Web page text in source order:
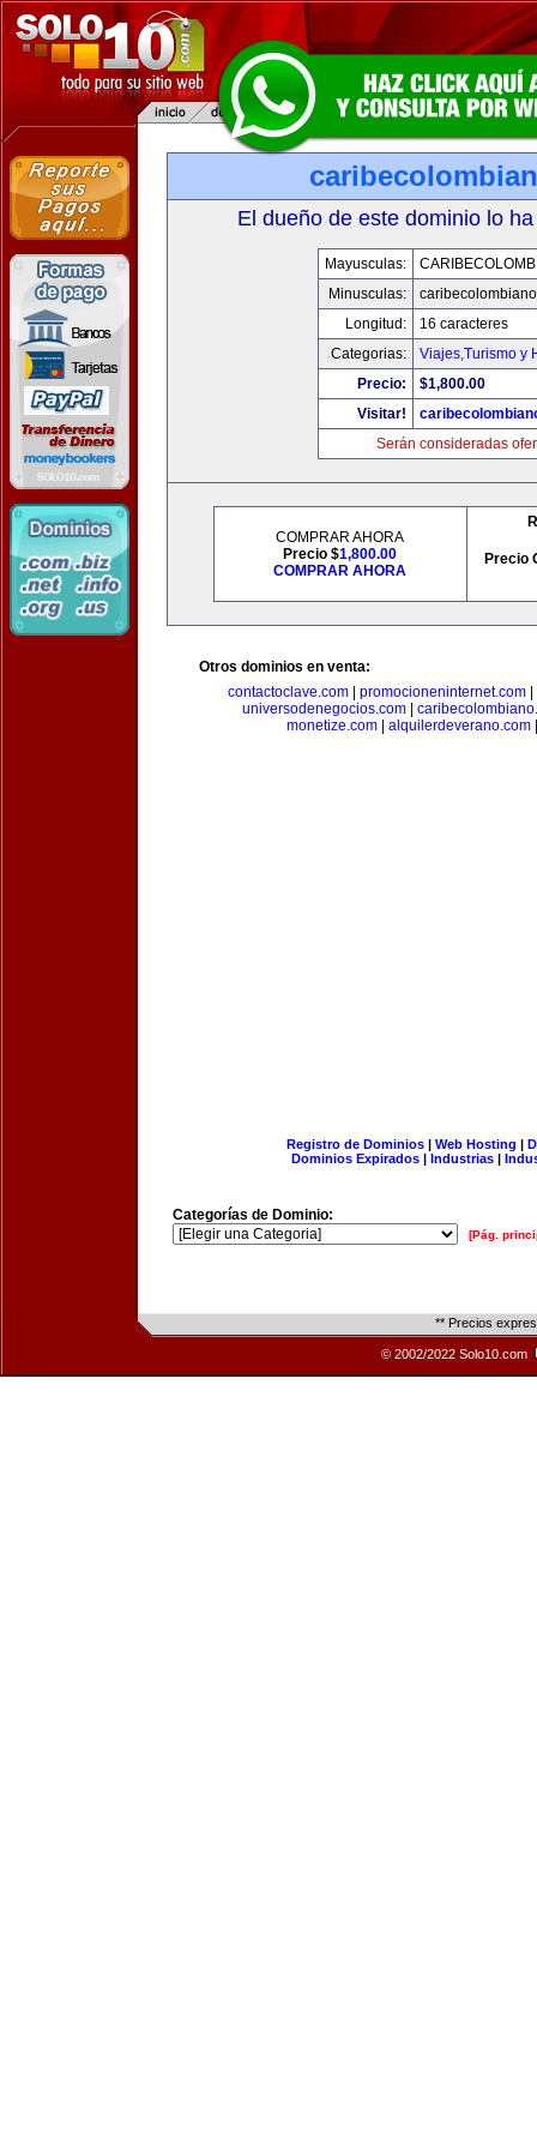
El dueño de este dominio lo
Mayusculas:
Minusculas:
Longitud:
16 caracteres
Categorias:
Viajes,Turismo y
Precio:
$1,800.00
Visitar!
Serán consideradas
COMPRAR AHORA
Precio $1,800.00
COMPRAR AHORA
Precio
Otros dominios en venta:
contactoclave.com| promocioneninternet.com|
universodenegocios.com|
monetize.com
alquilerdeverano.com
Registro de Dominios| Web Hosting |
Dominios Expirados | Industrias |
Categorías de Dominio:
[Pág.
** Precios
© 2002/2022 Solo10.com